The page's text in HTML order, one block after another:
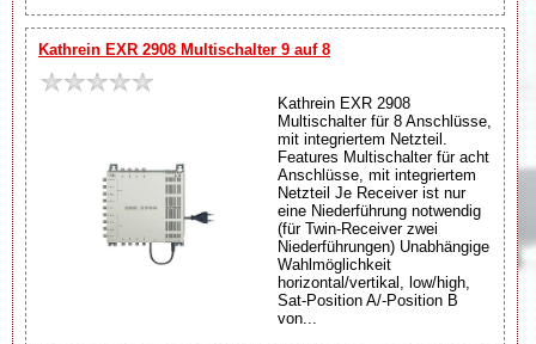
Kathrein EXR 2908 Multischalter 9 auf 8
Kathrein EXR 2908
Multischalter für 8 Anschlüsse,
mit integriertem Netzteil.
Features Multischalter für acht
Anschlüsse, mit integriertem
Netzteil Je Receiver ist nur
eine Niederführung notwendig
(für Twin-Receiver zwei
Niederführungen) Unabhängige
Wahlmöglichkeit
horizontal/vertikal, low/high,
Sat-Position A/-Position B
von...